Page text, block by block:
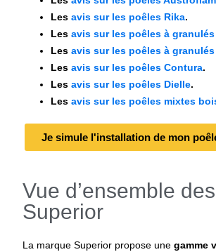
Lesavis sur les poêles Rika.
Lesavis sur les poêles à
Lesavis sur les poêles à granulés
Lesavis sur les poêles Contura.
Lesavis sur les poêles Dielle.
Lesavis sur les poêles mixtes
Je simule l'installation de mon
Vue d’ensemble
Superior
La marqueSuperior propose unegamme